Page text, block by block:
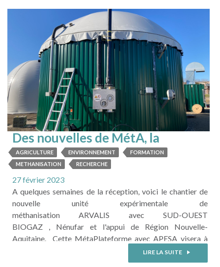
LIRE LA SUITE
Des nouvelles de MétA, la
plateforme pour le
développement de la
méthanisation agricole
AGRICULTURE ENVIRONNEMENT
FORMATION
METHANISATION
RECHERCHE
27 février 2023
A quelques semaines de la réception, voici le chantier de
nouvelle unité expérimentale de
méthanisation ARVALIS avec SUD-OUEST
BIOGAZ , Nénufar et l'appui de Région Nouvelle-
Aquitaine. Cette MétaPlateforme avec APESA visera à
acquérir des références, et à leur transfert auprès des
agriculteurs et acteurs de la filière. Cette future unité
LIRE LA SUITE